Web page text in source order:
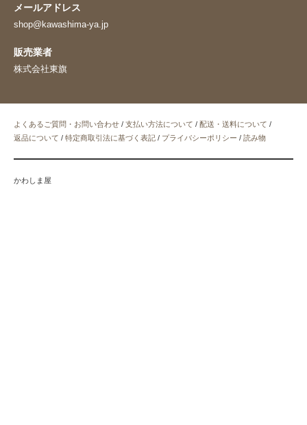
メールアドレス
shop@kawashima-ya.jp
販売業者
株式会社東旗
よくあるご質問・お問い合わせ / 支払い方法について / 配送・送料について /
返品について / 特定商取引法に基づく表記 / プライバシーポリシー / 読み物
かわしま屋